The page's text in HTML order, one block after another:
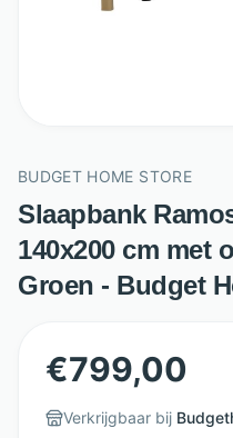
BUDGET HOME STORE
Slaapbank
140x200 cm met
Groen - Budget
€799,00
Verkrijgbaar bij